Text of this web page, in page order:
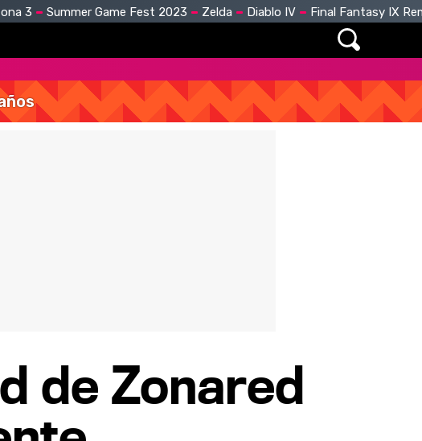
3 Summer Game Fest 2023 Zelda Diablo IV Final Fantasy IX
de Zonared